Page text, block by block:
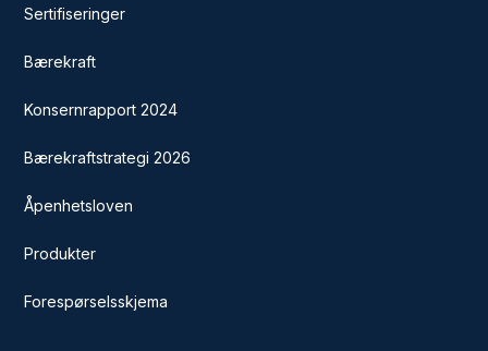
Sertifiseringer
Bærekraft
Konsernrapport 2024
Bærekraftstrategi 2026
Åpenhetsloven
Produkter
Forespørselsskjema